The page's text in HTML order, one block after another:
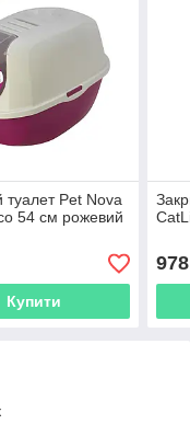
туалет Pet Nova
54 см рожевий
Купити
978